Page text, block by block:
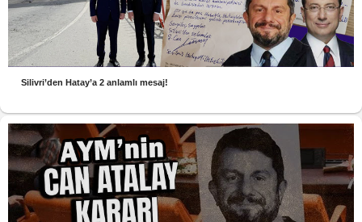
Silivri’den Hatay’a 2 anlamlı mesaj!